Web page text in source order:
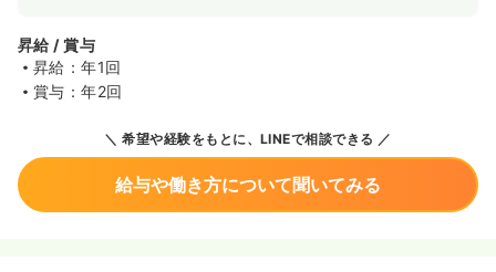
昇給 / 賞与
昇給：年1回
賞与：年2回
希望や経験をもとに、LINEで相談できる
給与や働き方について聞いてみる